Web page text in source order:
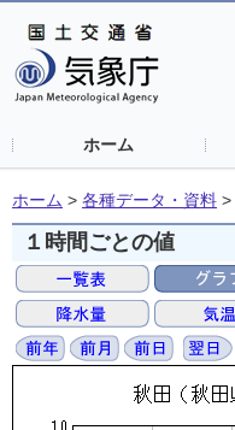
ホーム
ホーム > 各種データ・資料 >
１時間ごとの値